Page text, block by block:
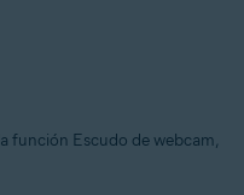
función Escudo de webcam,